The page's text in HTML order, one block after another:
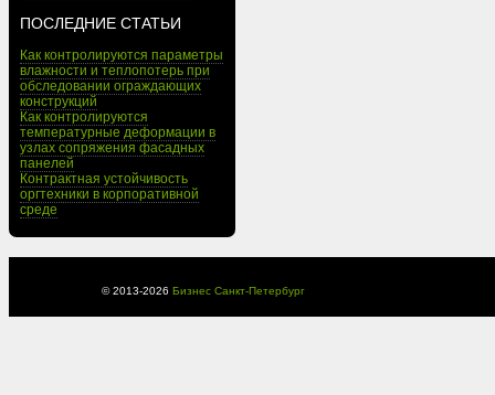
ПОСЛЕДНИЕ СТАТЬИ
Как контролируются параметры
влажности и теплопотерь при
обследовании ограждающих
конструкций
Как контролируются
температурные деформации в
узлах сопряжения фасадных
панелей
Контрактная устойчивость
оргтехники в корпоративной
среде
© 2013-2026 Бизнес Санкт-Петербург